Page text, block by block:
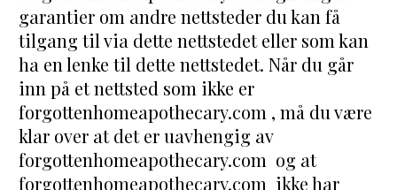
garantier om andre nettsteder du kan få
tilgang til via dette nettstedet eller som kan
ha en lenke til dette nettstedet. Når du går
inn på et nettsted som ikke er
forgottenhomeapothecary.com , må du være
klar over at det er uavhengig av
forgottenhomeapothecary.com  og at
forgottenhomeapothecary.com  ikke har